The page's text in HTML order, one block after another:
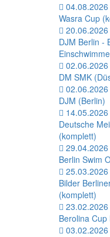
04.08.2026
Wasra Cup
20.06.2026
DJM Berlin -
02.06.2026
DM SMK
02.06.2026
DJM (Berlin)
14.05.2026
Deutsche
(komplett)
29.04.2026
Berlin Swim
25.03.2026
Bilder
(komplett)
23.02.2026
Berolina
03.02.2026